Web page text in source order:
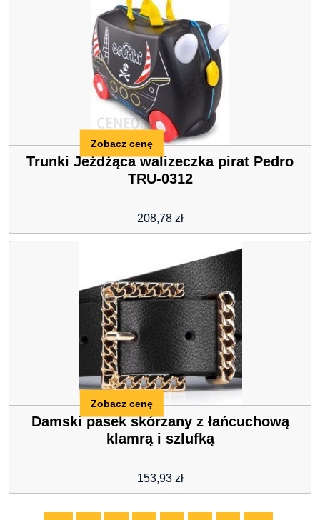
Trunki Jeżdżąca walizeczka pirat Pedro
TRU-0312
208,78 zł
Zobacz cenę
Damski pasek skórzany z łańcuchową
klamrą i szlufką
153,93 zł
Zobacz cenę